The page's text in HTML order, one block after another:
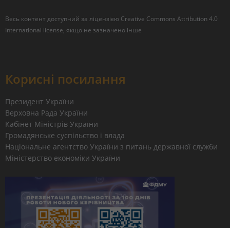
Весь контент доступний за ліцензією Creative Commons Attribution 4.0
International license, якщо не зазначено інше
Корисні посилання
Президент України
Верховна Рада України
Кабінет Міністрів України
Громадянське суспільство і влада
Національне агентство України з питань державної служби
Міністерство економіки України